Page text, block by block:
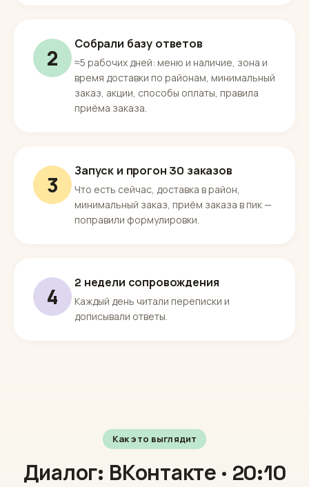
2
Собрали базу ответов
≈5 рабочих дней: меню и наличие, зона и
время доставки по районам, минимальный
заказ, акции, способы оплаты, правила
приёма заказа.
3
Запуск и прогон 30 заказов
Что есть сейчас, доставка в район,
минимальный заказ, приём заказа в пик —
поправили формулировки.
4
2 недели сопровождения
Каждый день читали переписки и
дописывали ответы.
Как это выглядит
Диалог: ВКонтакте · 20:10